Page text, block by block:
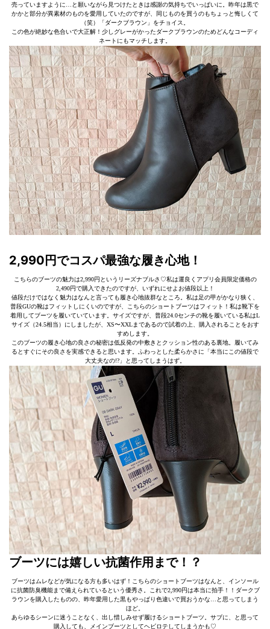
売っていますように…と願いながら見つけたときは感謝の気持ちでいっぱいに。昨年は黒で
かかと部分が異素材のものを愛用していたのですが、同じものを買うのもちょっと悔しくて
（笑）「ダークブラウン」をチョイス。
この色が絶妙な色合いで大正解！少しグレーがかったダークブラウンのためどんなコーディ
ネートにもマッチします。
2,990円でコスパ最強な履き心地！
こちらのブーツの魅力は2,990円というリーズナブルさ♡私は運良くアプリ会員限定価格の
2,490円で購入できたのですが、いずれにせよお値段以上！
値段だけではなく魅力はなんと言っても履き心地抜群なところ。私は足の甲がかなり狭く、
普段GUの靴はフィットしにくいのですが、こちらのショートブーツはフィット！私は靴下を
着用してブーツを履いていています。サイズですが、普段24.0センチの靴を履いている私はL
サイズ（24.5相当）にしましたが、XS〜XXLまであるので試着の上、購入されることをおす
すめします。
このブーツの履き心地の良さの秘密は低反発の中敷きとクッション性のある裏地。履いてみ
るとすぐにその良さを実感できると思います。ふわっとした柔らかさに「本当にこの値段で
大丈夫なの!?」と思ってしまうはず。
ブーツには嬉しい抗菌作用まで！？
ブーツはムレなどが気になる方も多いはず！こちらのショートブーツはなんと、インソール
に抗菌防臭機能まで備えられているという優秀さ。これで2,990円は本当に拍手！！ダークブ
ラウンを購入したものの、昨年愛用した黒もやっぱり色違いで買おうかな…と思ってしまう
ほど。
あらゆるシーンに迷うことなく、出し惜しみせず履けるショートブーツ。サブに、と思って
購入しても、メインブーツとしてヘビロテしてしまうかも♡